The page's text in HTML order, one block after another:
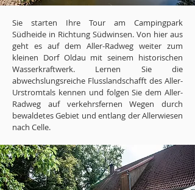
Sie starten Ihre Tour am Campingpark
Südheide in Richtung Südwinsen. Von hier aus
geht es auf dem Aller-Radweg weiter zum
kleinen Dorf Oldau mit seinem historischen
Wasserkraftwerk. Lernen Sie die
abwechslungsreiche Flusslandschafft des Aller-
Urstromtals kennen und folgen Sie dem Aller-
Radweg auf verkehrsfernen Wegen durch
bewaldetes Gebiet und entlang der Allerwiesen
nach Celle.